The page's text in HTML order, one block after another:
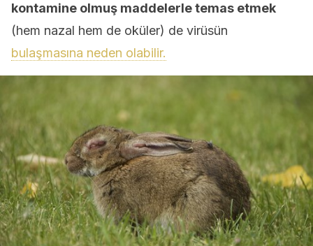
kontamine olmuş maddelerle temas etmek
(hem nazal hem de oküler) de virüsün
bulaşmasına neden olabilir.